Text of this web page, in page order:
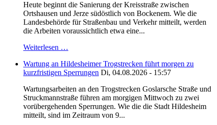
Heute beginnt die Sanierung der Kreisstraße zwischen
Ortshausen und Jerze südöstlich von Bockenem. Wie die
Landesbehörde für Straßenbau und Verkehr mitteilt, werden
die Arbeiten voraussichtlich etwa eine...
Weiterlesen …
Wartung an Hildesheimer Trogstrecken führt morgen zu
kurzfristigen Sperrungen Di, 04.08.2026 - 15:57
Wartungsarbeiten an den Trogstrecken Goslarsche Straße und
Struckmannstraße führen am morgigen Mittwoch zu zwei
vorübergehenden Sperrungen. Wie die die Stadt Hildesheim
mitteilt, sind im Zeitraum von 9...